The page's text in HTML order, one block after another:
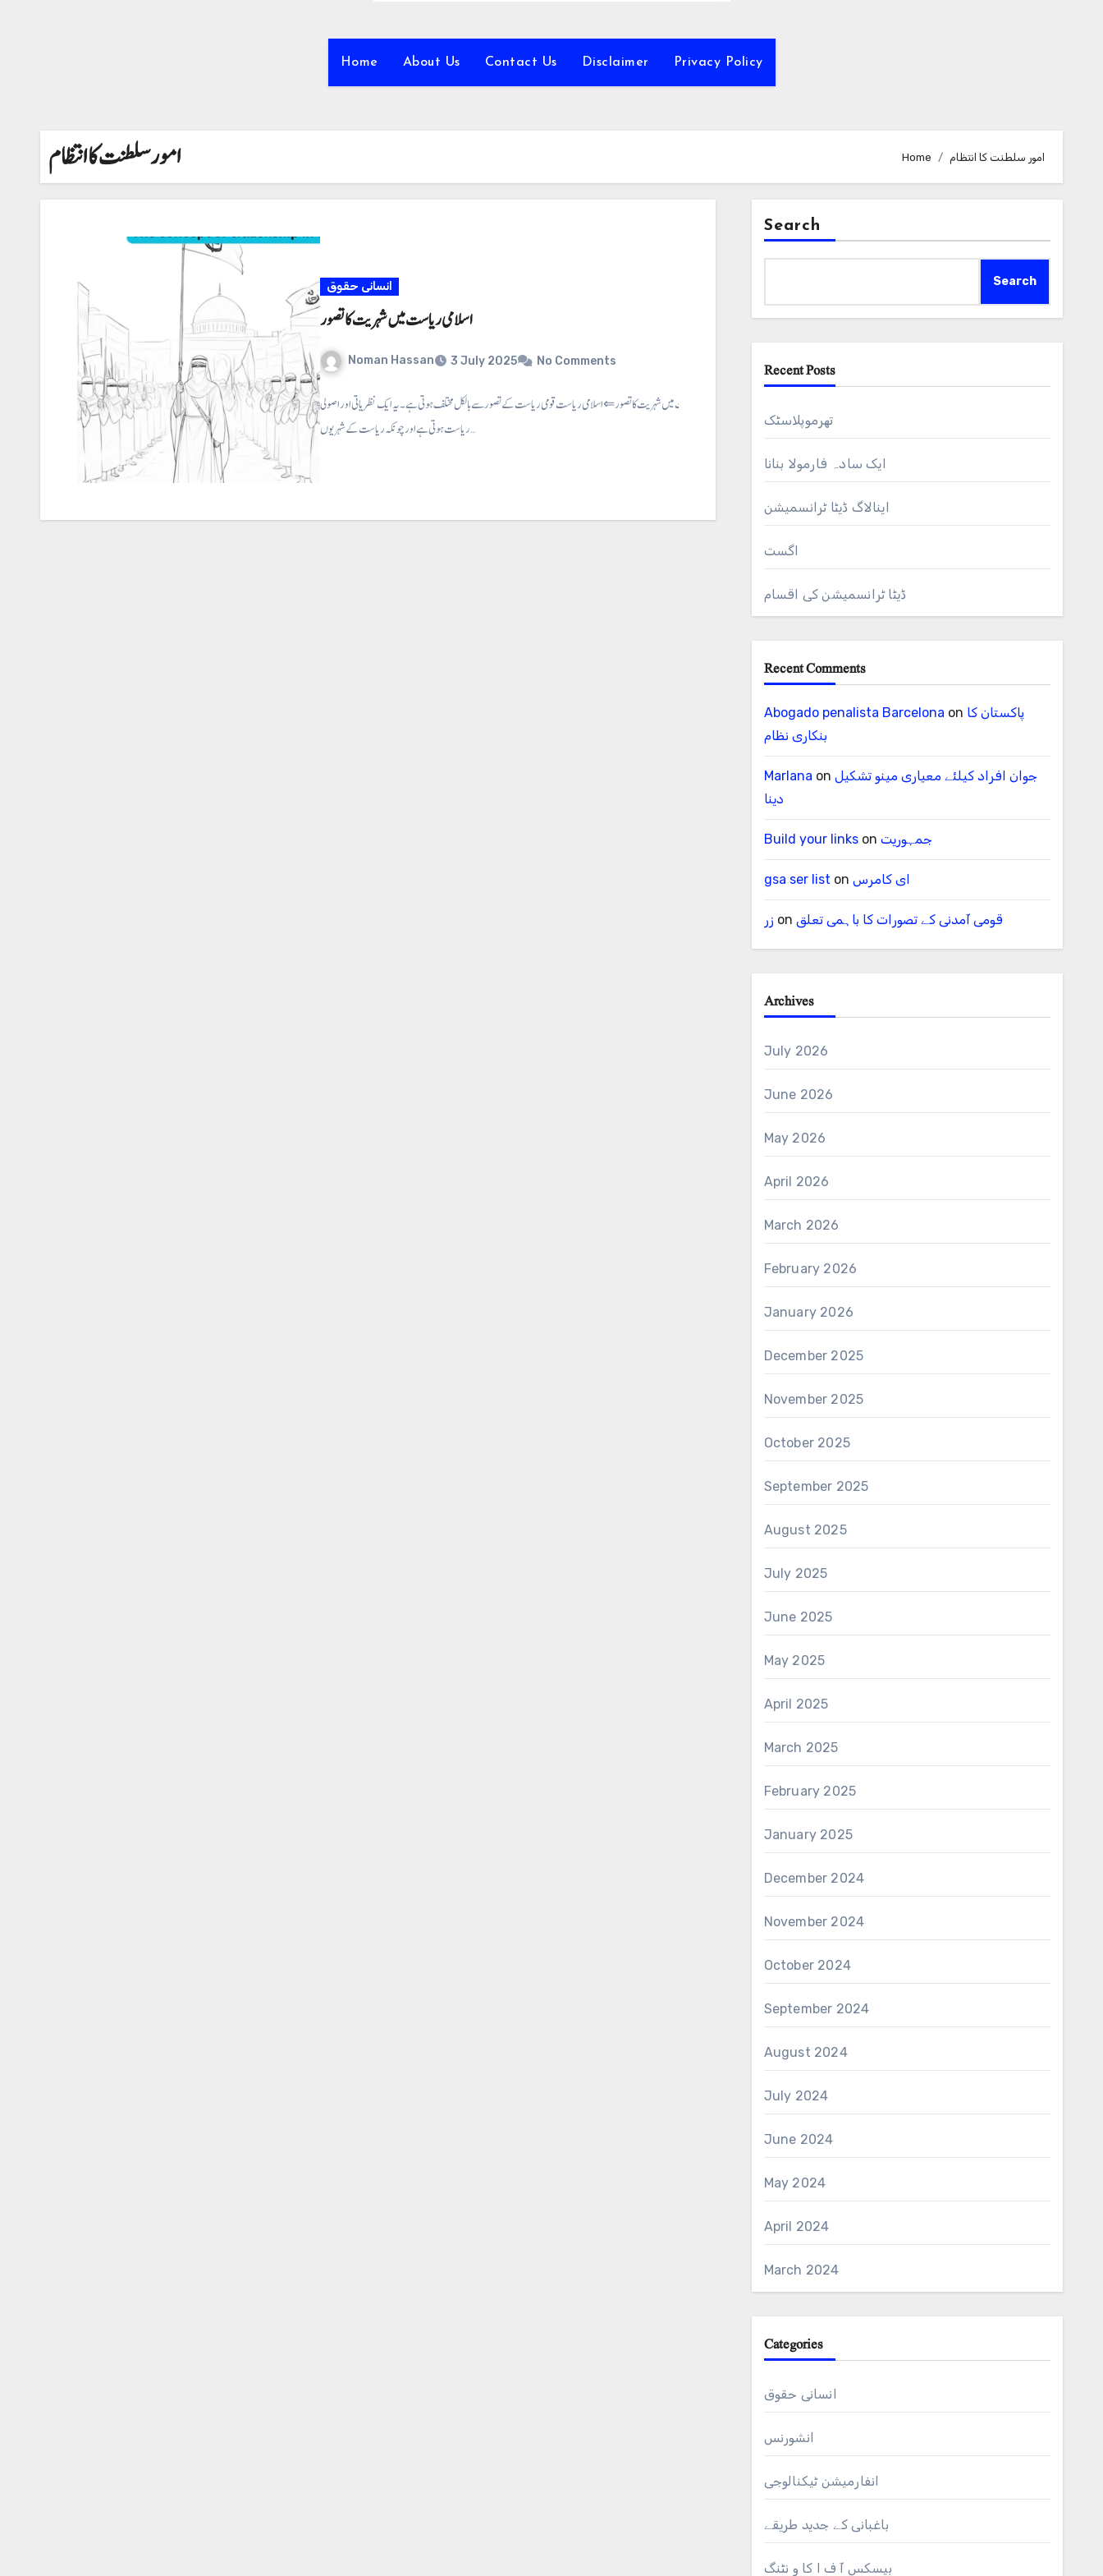
Home About Us Contact Us Disclaimer Privacy Policy
امور سلطنت کا انتظام Home امور سلطنت کا انتظام
انسانی حقوق
اسلامی ریاست میں شہریت کا تصور
Noman Hassan 3 July 2025 No Comments
اسلامی ریاست میں شہریت کا تصور⇐اسلامی ریاست قومی ریاست کے تصور سے بالکل مختلف ہوتی ہے ۔ یہ ایک نظریاتی اور اصولی
ریاست ہوتی ہے اور چونکہ ریاست کے شہریوں…
Search
Search
Recent Posts
تھرموپلاسٹک
ایک سادہ فارمولا بنانا
اینالاگ ڈیٹا ٹرانسمیشن
اگست
ڈیٹا ٹرانسمیشن کی اقسام
Recent Comments
Abogado penalista Barcelona on پاکستان کا
بنکاری نظام
Marlana on جوان افراد کیلئے معیاری مینو تشکیل
دینا
Build your linkson جمہوریت
gsa ser list on ای کامرس
زر on قومی آمدنی کے تصورات کا باہمی تعلق
Archives
July 2026
June 2026
May 2026
April 2026
March 2026
February 2026
January 2026
December 2025
November 2025
October 2025
September 2025
August 2025
July 2025
June 2025
May 2025
April 2025
March 2025
February 2025
January 2025
December 2024
November 2024
October 2024
September 2024
August 2024
July 2024
June 2024
May 2024
April 2024
March 2024
Categories
انسانی حقوق
انشورنس
انفارمیشن ٹیکنالوجی
باغبانی کے جدید طریقے
بیسکس آ ف ا کا و نٹنگ